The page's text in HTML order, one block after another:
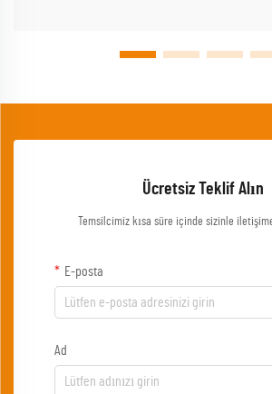
Ücretsiz Teklif Alın
Temsilcimiz kısa süre içinde sizinle
E-posta
Ad